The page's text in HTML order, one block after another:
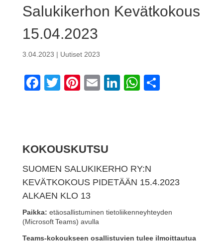
Salukikerhon Kevätkokous
15.04.2023
3.04.2023 | Uutiset 2023
F
b
o
o
k
T
Pi
st
E
Li
n
W
p
p
KOKOUSKUTSU
SUOMEN SALUKIKERHO RY:N
KEVÄTKOKOUS PIDETÄÄN 15.4.2023
ALKAEN KLO 13
Paikka: etäosallistuminen tietoliikenneyhteyden
(Microsoft Teams) avulla
Teams-kokoukseen osallistuvien tulee ilmoittautua